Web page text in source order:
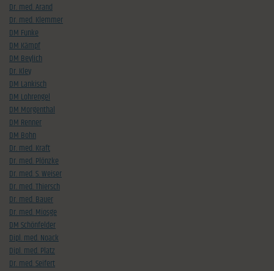
Dr. med. Arand
Dr. med. Klemmer
DM Funke
DM Kämpf
DM Beylich
Dr. Kley
DM Lankisch
DM Lohrengel
DM Morgenthal
DM Renner
DM Bohn
Dr. med. Kraft
Dr. med. Plönzke
Dr. med. S. Weiser
Dr. med. Thiersch
Dr. med. Bauer
Dr. med. Miosge
DM Schönfelder
Dipl. med. Noack
Dipl. med. Platz
Dr. med. Seifert